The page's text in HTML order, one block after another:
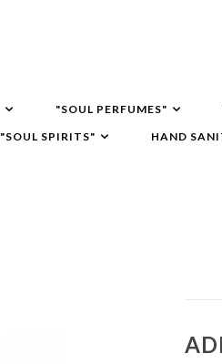
"SOUL PERFUMES"
"SOUL SPIRITS"
HAND